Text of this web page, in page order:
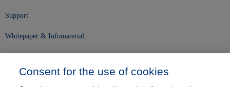
Support
Whitepaper & Infomaterial
Consent for the use of cookies